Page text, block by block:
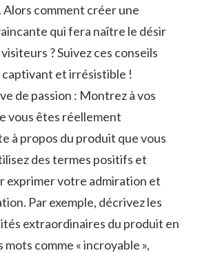
comment créer⁣ une
qui fera⁣ naître le désir
? Suivez‍ ces conseils
⁢et irrésistible ⁣!
de passion : Montrez à ⁤vos
vous êtes réellement​
⁣à propos⁢ du⁤ produit que vous⁢
des termes ⁢positifs et
exprimer⁤ votre admiration et
​Par exemple, décrivez les
extraordinaires ​du ‌produit en
comme « incroyable »,